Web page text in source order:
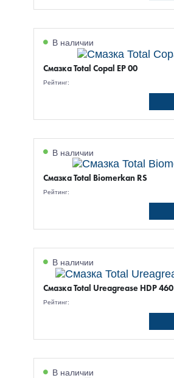
В наличии
Смазка Total Copal EP 00
Рейтинг:
В наличии
Смазка Total Biomerkan RS
Рейтинг:
В наличии
Смазка Total Ureagrease HDP 460
Рейтинг:
В наличии